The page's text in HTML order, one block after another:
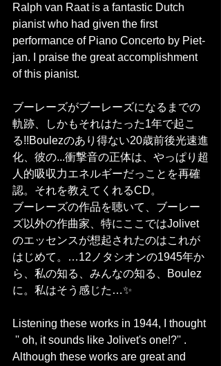
Ralph van Raat is a fantastic Dutch
pianist who had given the first
performance of Piano Concerto by Piet-
jan. I praise the great accomplishment
of this pianist.
ブーレーズがブーレーズになるまでの
軌跡、しかもそれはたった1年で起こ
る!!Boulezのあり得ない20歳前後光速進
化、彼の...衝撃音の正体は、やっぱり超
人的吸収力エネルギーだっことを再確
認。それを教えてくれるCD。
ブーレーズの作品を聴いて、ブーレー
ズ以外の作曲家、特にここではJolivet
のエッセンスが想起されたのはこれが
はじめて。…12ノタシオンの1945年か
ら、私の知る、みんなの知る、Boulez
に。私はそう感じた…✨
Listening these works in 1944, I thought
Although these works are great and